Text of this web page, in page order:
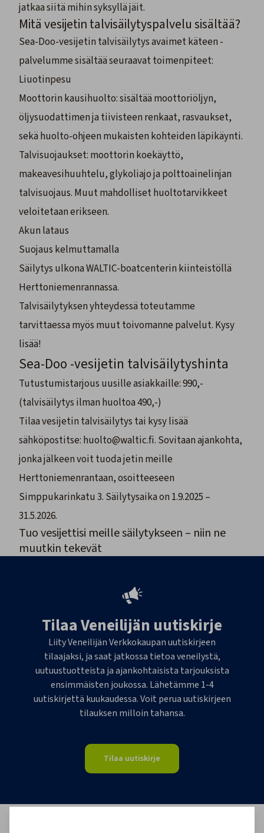
jatkaa siitä mihin syksyllä jäit.
Mitä vesijetin talvisäilytyspalvelu sisältää?
Sea-Doo-vesijetin talvisäilytys avaimet käteen -
palvelumme sisältää seuraavat toimenpiteet:
Liuotinpesu
Moottorin kausihuolto: sisältää moottoriöljyn,
öljysuodattimen ja tiivisteen renkaat, rasvaukset,
sekä huolto-ohjeen mukaisten kohteiden läpikäynti.
Talvisuojaukset: moottorin koekäyttö,
makeavesihuuhtelu, glykoliajo ja polttoainelinjan
talvisuojaus. Muut mahdolliset huoltotarvikkeet
veloitetaan erikseen.
Akun lataus
Suojaus kelmuttamalla
Säilytys ulkona WALTIC-boatcenterin kiinteistöllä
Herttoniemenrannassa.
Talvisäilytyksen yhteydessä toteutamme
tarvittaessa myös muut toivomanne palvelut. Kysy
lisää!
Sea-Doo -vesijetin talvisäilytyshinta
Tutustumistarjous uusille asiakkaille: 990,-
(talvisäilytys ilman huoltoa 490,-)
Tilaa vesijetin talvisäilytys tai kysy lisää
sähköpostitse: huolto@waltic.fi. Sovitaan ajankohta,
jonka jälkeen voit tuoda jetin meille
Herttoniemenrantaan, osoitteeseen
Simppukarinkatu 3. Säilytysaika on 1.9.2025 –
31.5.2026.
Tuo vesijettisi meille säilytykseen – niin ne
muutkin tekevät
Tilaa Veneilijän uutiskirje
Liity Veneilijän Verkkokaupan uutiskirjeen
tilaajaksi, ja saat jatkossa tietoa veneilystä,
uutuustuotteista ja ajankohtaisista tarjouksista
ensimmäisten joukossa. Lähetämme 1-4
uutiskirjettä kuukaudessa. Voit perua uutiskirjeen
tilauksen milloin tahansa.
Tilaa uutiskirje